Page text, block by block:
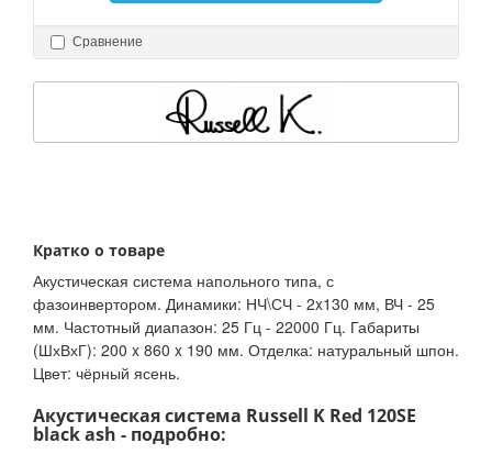
Сравнение
Кратко о товаре
Акустическая система напольного типа, с
фазоинвертором. Динамики: НЧ\СЧ - 2x130 мм, ВЧ - 25
мм. Частотный диапазон: 25 Гц - 22000 Гц. Габариты
(ШхВхГ): 200 x 860 x 190 мм. Отделка: натуральный шпон.
Цвет: чёрный ясень.
Акустическая система Russell K Red 120SE
black ash - подробно: